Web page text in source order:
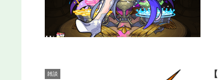
雑談